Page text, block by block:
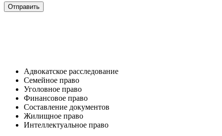
Адвокатское расследование
Семейное право​
Уголовное право​
Финансовое право
Составление документов​
Жилищное право​
Интеллектуальное право